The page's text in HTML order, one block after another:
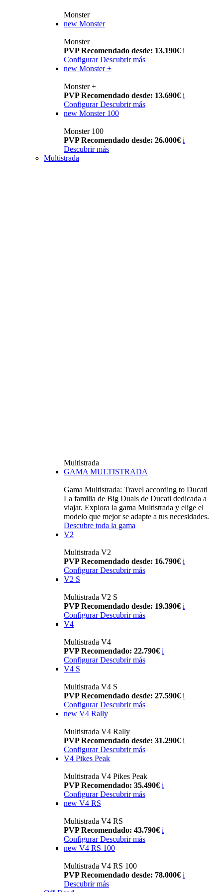
Monster
new Monster
Monster
PVP Recomendado desde: 13.190€ i
Configurar Descubrir más
new Monster +
Monster +
PVP Recomendado desde: 13.690€ i
Configurar Descubrir más
new Monster 100
Monster 100
PVP Recomendado desde: 26.000€ i
Descubrir más
Multistrada
Multistrada
GAMA MULTISTRADA
Gama Multistrada: Travel according to Ducati
La familia de Big Duals de Ducati dedicada a
viajar. Explora la gama Multistrada y elige el
modelo que mejor se adapte a tus necesidades.
Descubre toda la gama
V2
Multistrada V2
PVP Recomendado desde: 16.790€ i
Configurar Descubrir más
V2 S
Multistrada V2 S
PVP Recomendado desde: 19.390€ i
Configurar Descubrir más
V4
Multistrada V4
PVP Recomendado: 22.790€ i
Configurar Descubrir más
V4 S
Multistrada V4 S
PVP Recomendado desde: 27.590€ i
Configurar Descubrir más
new V4 Rally
Multistrada V4 Rally
PVP Recomendado desde: 31.290€ i
Configurar Descubrir más
V4 Pikes Peak
Multistrada V4 Pikes Peak
PVP Recomendado: 35.490€ i
Configurar Descubrir más
new V4 RS
Multistrada V4 RS
PVP Recomendado: 43.790€ i
ConfigurarDescubrir más
new V4 RS 100
Multistrada V4 RS 100
PVP Recomendado desde: 78.000€ i
Descubrir más